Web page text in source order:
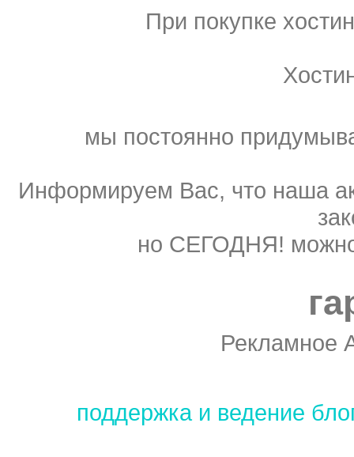
При покупке
мы постоянно
Информируем Вас, что наша
но СЕГОДНЯ!
Рекламное
поддержка и ведение